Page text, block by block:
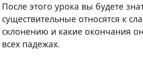
После этого урока вы будете
существительные относятся к
склонению и какие окончания
всех падежах.